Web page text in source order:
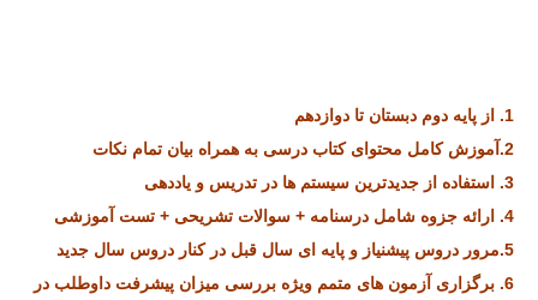
1. از پایه دوم دبستان تا دوازدهم
2.آموزش کامل محتوای کتاب درسی به همراه بیان تمام نکات
3. استفاده از جدیدترین سیستم ها در تدریس و یاددهی
4. ارائه جزوه شامل درسنامه + سوالات تشریحی + تست آموزشی
5.مرور دروس پیشنیاز و پایه ای سال قبل در کنار دروس سال جدید
6. برگزاری آزمون های متمم ویژه بررسی میزان پیشرفت داوطلب در